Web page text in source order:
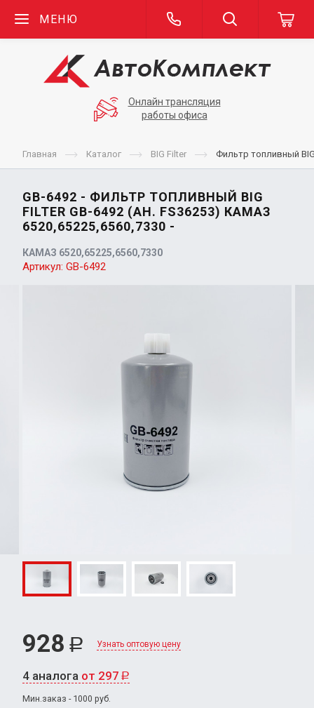
МЕНЮ
Онлайн трансляция
работы офиса
Главная Каталог BIG Filter Фильтр топливный
GB-6492 - ФИЛЬТР ТОПЛИВНЫЙ BIG
FILTER GB-6492 (АН. FS36253) КАМАЗ
6520,65225,6560,7330 -
КАМАЗ 6520,65225,6560,7330
Артикул: GB-6492
928 Р Узнать оптовую цену
4 аналога от 297 Р
Мин.заказ - 1000 руб.